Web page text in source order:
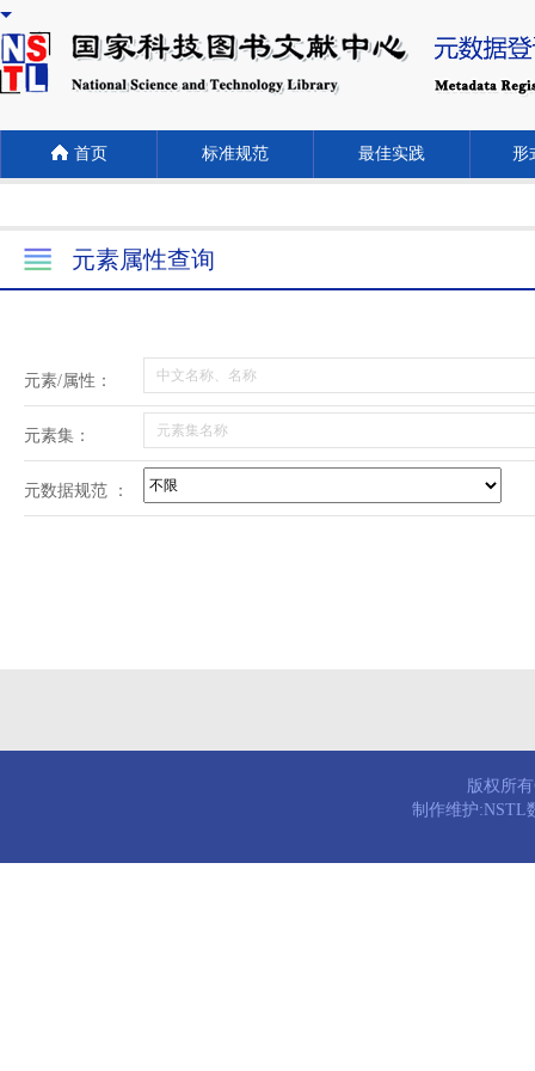
首页 标准规范 最佳实践 形
元素属性查询
元素/属性：
元素集：
元数据规范 ：
版权所
制作维护:NSTL